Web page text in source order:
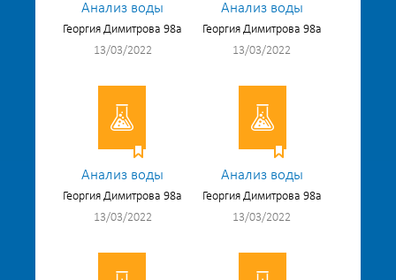
Анализ воды
Георгия Димитрова 98а
13/03/2022
Анализ воды
Георгия Димитрова 98а
13/03/2022
Анализ воды
Георгия Димитрова 98а
13/03/2022
Анализ воды
Георгия Димитрова 98а
13/03/2022